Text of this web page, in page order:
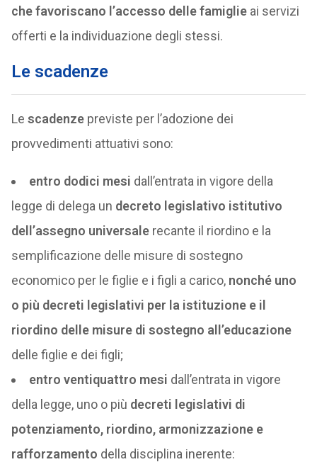
che favoriscano l’accesso delle famiglie ai servizi
offerti e la individuazione degli stessi.
Le scadenze
Le scadenze previste per l’adozione dei
provvedimenti attuativi sono:
entro dodici mesi dall’entrata in vigore della
legge di delega un decreto legislativo istitutivo
dell’assegno universalerecante il riordino e la
semplificazione delle misure di sostegno
economico per le figlie e i figli a carico, nonché uno
o più decreti legislativi per la istituzione e il
riordino delle misure di sostegno all’educazione
delle figlie e dei figli;
entro ventiquattro mesi dall’entrata in vigore
della legge, uno o più decreti legislativi di
potenziamento, riordino, armonizzazione e
rafforzamento della disciplina inerente: